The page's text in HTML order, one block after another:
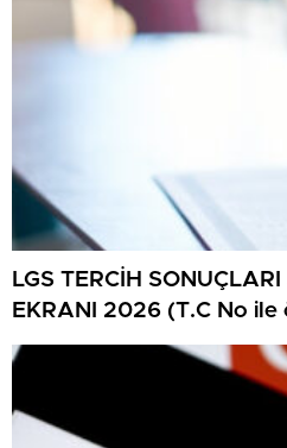
LGS TERCİH
EKRANI 2026 (T.C No ile
tercih sonuçları ne vakit
yerleştirme sonuçlarına
LGS lise tercih sonuçları
MEB.gov.tr!